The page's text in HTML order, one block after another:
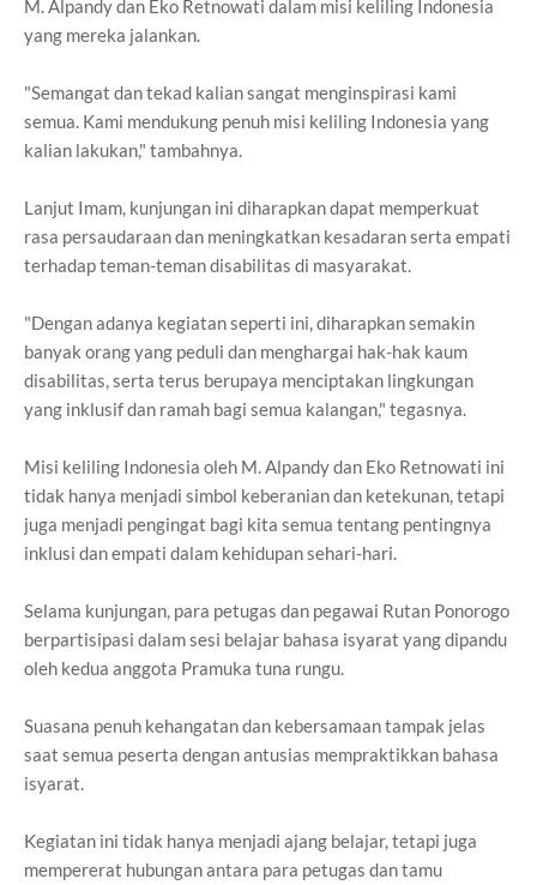
M. Alpandy dan Eko Retnowati dalam misi keliling Indonesia
yang mereka jalankan.
"Semangat dan tekad kalian sangat menginspirasi kami
semua. Kami mendukung penuh misi keliling Indonesia yang
kalian lakukan," tambahnya.
Lanjut Imam, kunjungan ini diharapkan dapat memperkuat
rasa persaudaraan dan meningkatkan kesadaran serta empati
terhadap teman-teman disabilitas di masyarakat.
"Dengan adanya kegiatan seperti ini, diharapkan semakin
banyak orang yang peduli dan menghargai hak-hak kaum
disabilitas, serta terus berupaya menciptakan lingkungan
yang inklusif dan ramah bagi semua kalangan," tegasnya.
Misi keliling Indonesia oleh M. Alpandy dan Eko Retnowati ini
tidak hanya menjadi simbol keberanian dan ketekunan, tetapi
juga menjadi pengingat bagi kita semua tentang pentingnya
inklusi dan empati dalam kehidupan sehari-hari.
Selama kunjungan, para petugas dan pegawai Rutan Ponorogo
berpartisipasi dalam sesi belajar bahasa isyarat yang dipandu
oleh kedua anggota Pramuka tuna rungu.
Suasana penuh kehangatan dan kebersamaan tampak jelas
saat semua peserta dengan antusias mempraktikkan bahasa
isyarat.
Kegiatan ini tidak hanya menjadi ajang belajar, tetapi juga
mempererat hubungan antara para petugas dan tamu